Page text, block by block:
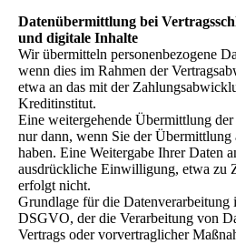
Datenübermittlung bei
und digitale Inhalte
Wir übermitteln personenbezogene
wenn dies im Rahmen der
etwa an das mit der
Kreditinstitut.
Eine weitergehende Übermittlung
nur dann, wenn Sie der
haben. Eine Weitergabe Ihrer Daten
ausdrückliche Einwilligung, etwa zu
erfolgt nicht.
Grundlage für die
DSGVO, der die Verarbeitung von
Vertrags oder vorvertraglicher